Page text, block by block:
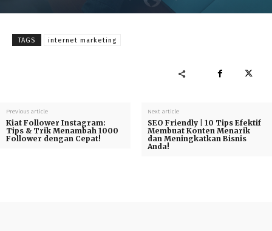
Baca Selengkapnya
TAGS internet marketing
Previous article
Kiat Follower Instagram:
Tips & Trik Menambah 1000
Follower dengan Cepat!
Next article
SEO Friendly | 10 Tips Efektif
Membuat Konten Menarik
dan Meningkatkan Bisnis
Anda!